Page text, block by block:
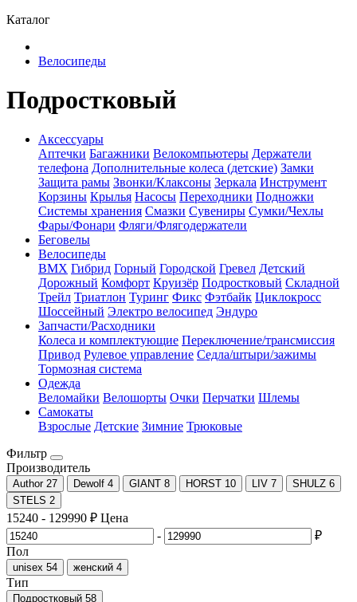
Каталог
Велосипеды
Подростковый
Аксессуары
Аптечки Багажники Велокомпьютеры Держатели
телефона Дополнительные колеса (детские) Замки
Защита рамы Звонки/Клаксоны Зеркала Инструмент
Корзины Крылья Насосы Переходники Подножки
Системы хранения Смазки Сувениры Сумки/Чехлы
Фары/Фонари Фляги/Флягодержатели
Беговелы
Велосипеды
BMX Гибрид Горный Городской Гревел Детский
Дорожный Комфорт Круизёр Подростковый Складной
Трейл Триатлон Туринг Фикс Фэтбайк Циклокросс
Шоссейный Электро велосипед Эндуро
Запчасти/Расходники
Колеса и комплектующие Переключение/трансмиссия
Привод Рулевое управление Седла/штыри/зажимы
Тормозная система
Одежда
Веломайки Велошорты Очки Перчатки Шлемы
Самокаты
Взрослые Детские Зимние Трюковые
Фильтр
Производитель
Author 27 Dewolf 4 GIANT 8 HORST 10 LIV 7 SHULZ 6
STELS 2
15240 - 129990 ₽ Цена
-
₽
Пол
unisex 54 женский 4
Тип
Подростковый 58